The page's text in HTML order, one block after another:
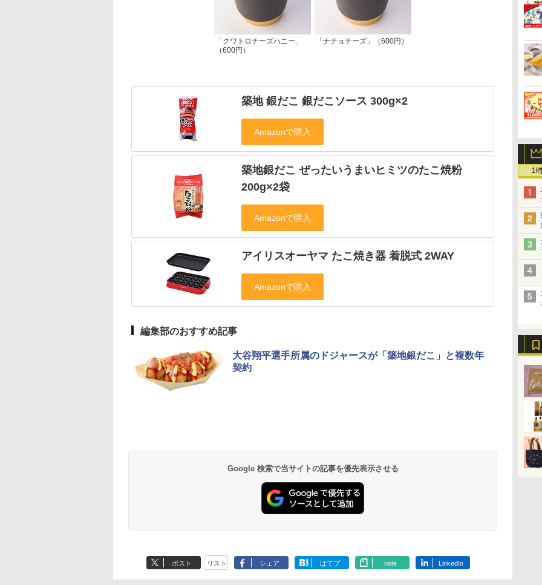
1
「クワトロチーズハニー」
（600円）
「ナチョチーズ」（600円）
築地 銀だこ 銀だこソース 300g×2
築地銀だこ ぜったいうまいヒミツのたこ焼粉
200g×2袋
アイリスオーヤマ たこ焼き器 着脱式 2WAY
編集部のおすすめ記事
大谷翔平選手所属のドジャースが「築地銀だこ」と複数年
契約
Google 検索で当サイトの記事を優先表示させる
ポスト リスト シェア はてブ note LinkedIn